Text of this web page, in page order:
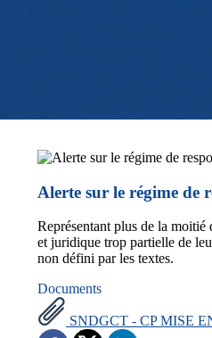
Alerte sur le régime de
Représentant plus de la
et juridique trop partielle de
non défini par les textes.
Documents
SNDGCT - CP MISE